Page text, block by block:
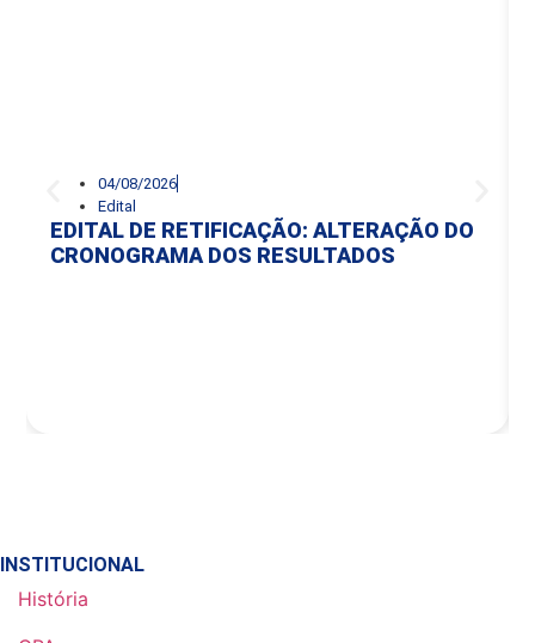
04/08/2026
Edital
EDITAL DE RETIFICAÇÃO: ALTERAÇÃO DO
CRONOGRAMA DOS RESULTADOS
INSTITUCIONAL
História